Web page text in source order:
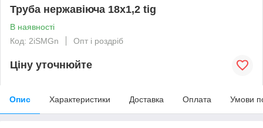
Труба нержавіюча 18х1,2 tig
В наявності
Код: 2iSMGn
Опт і роздріб
Ціну уточнюйте
Опис Характеристики Доставка Оплата Умови